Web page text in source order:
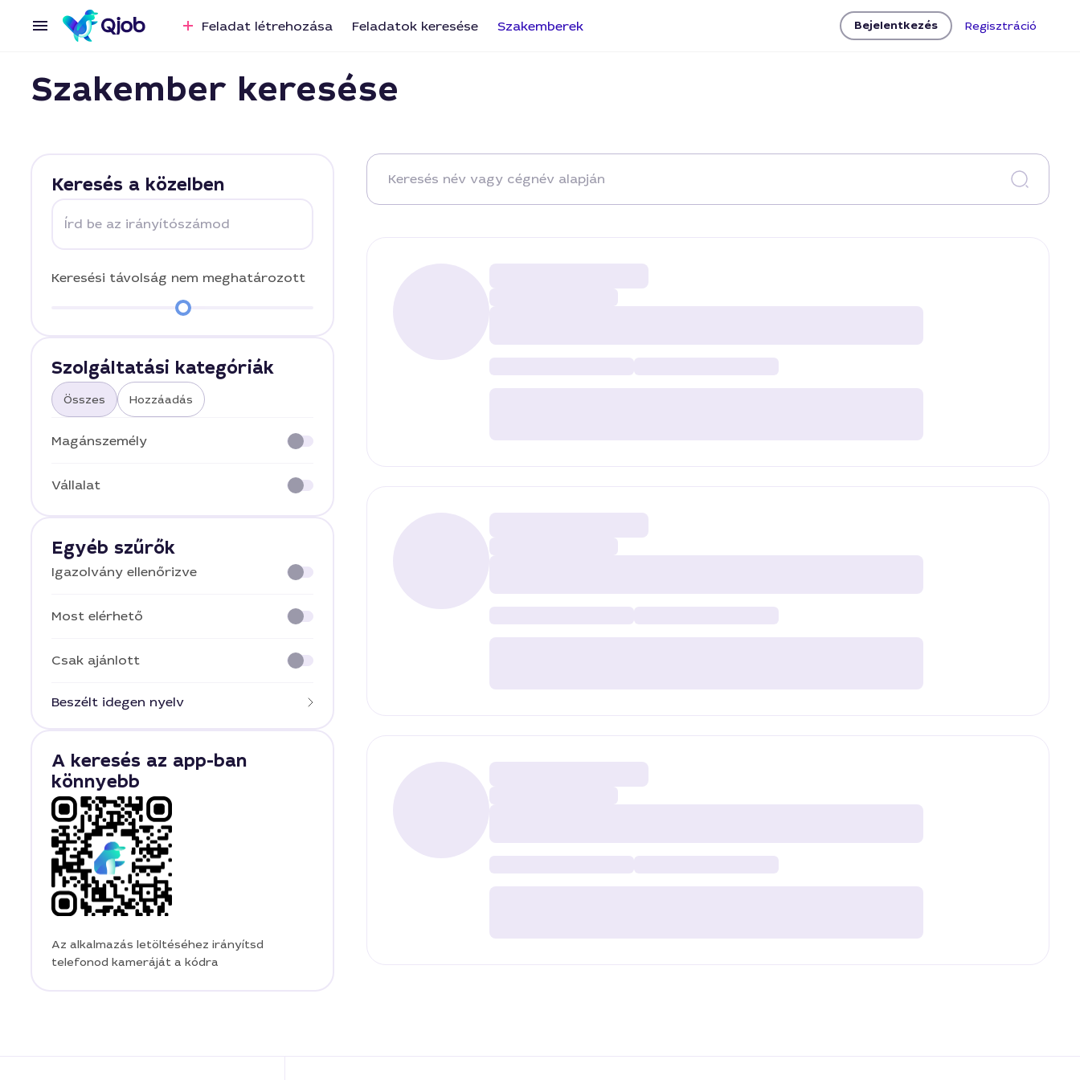
Feladat létrehozása Feladatok keresése Szakemberek Bejelentkezés Regisztráció
Szakember keresése
Keresés a közelben
Írd be az irányítószámod
Keresési távolság nem meghatározott
Szolgáltatási kategóriák
Összes Hozzáadás
Magánszemély
Vállalat
Egyéb szűrők
Igazolvány ellenőrizve
Most elérhető
Csak ajánlott
Beszélt idegen nyelv
A keresés az app-ban
könnyebb
Az alkalmazás letöltéséhez irányítsd
telefonod kameráját a kódra